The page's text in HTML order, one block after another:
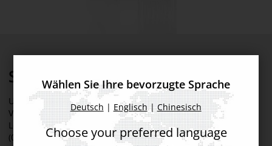
SIPLACE TX
Unsere kompakten Hochleistungsmodule für die
Volumenfertigung. Unser SIPLACE TX-Serie bricht alle
Leistungsrekorde – auch in der Bestückung kleinster Bauteile
(0201 metrisch).
Wählen Sie Ihre bevorzugte Sprache
Deutsch | Englisch |Chinesisch
Choose your preferred language